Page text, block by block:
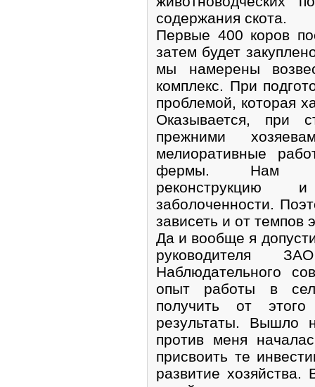
содержания скота.
Первые 400 коров
затем будет
мы намерены
комплекс. При
проблемой, которая
Оказывается, при
прежними
мелиоративные
фермы. Нам
реконструкцию
заболоченности.
зависеть и oт темпов
Да и вообще я
руководителя
Наблюдательного
опыт работы в
получить от этого
результаты. Вышло
против меня
присвоить те
развитие хозяйства.